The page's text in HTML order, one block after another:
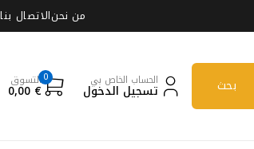
من نحنالاتصال بنا
الحساب الخاص بي
تسجيل الدخول
0التسوق
0,00 €